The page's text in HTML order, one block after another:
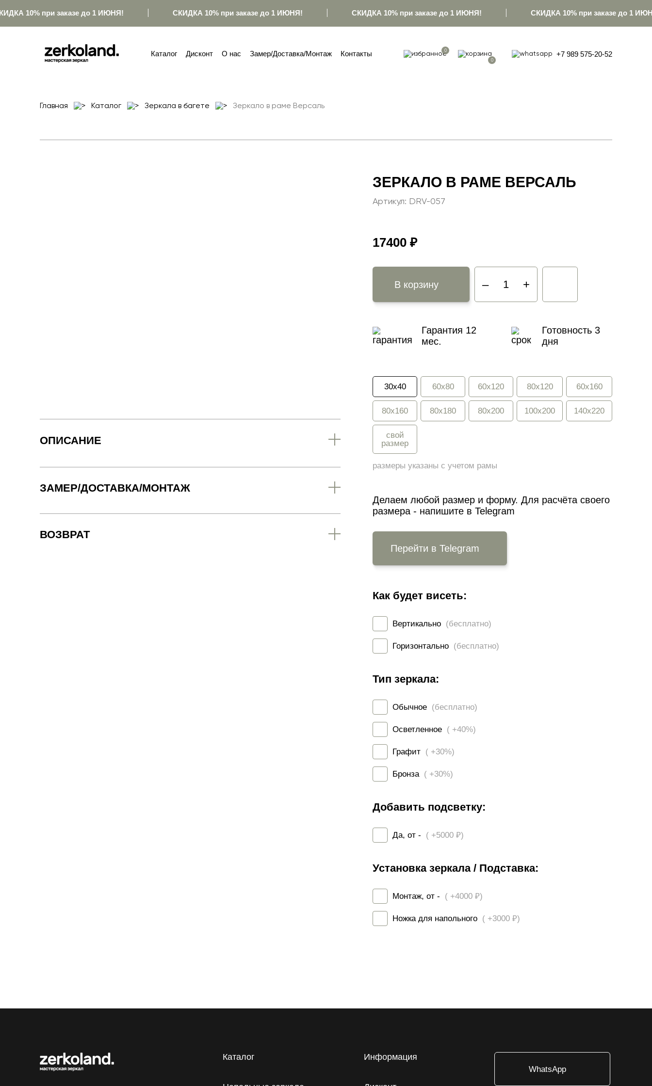
10% при заказе до 1 ИЮНЯ! СКИДКА 10% при заказе до 1 ИЮНЯ! СКИДКА 10% при заказе до 1 ИЮНЯ! СКИДКА 10% при заказе до 1
Каталог Дисконт О нас Замер/Доставка/Монтаж Контакты 0
0
+7 989 575-20-52
Главная Каталог Зеркала в багете Зеркало в раме Версаль
ОПИСАНИЕ
ЗАМЕР/ДОСТАВКА/МОНТАЖ
ВОЗВРАТ
ЗЕРКАЛО В РАМЕ ВЕРСАЛЬ
Артикул: DRV-057
17400 ₽
В корзину – +
Гарантия 12
мес.
Готовность3
дня
30x40 60x80 60x120 80x120 60x160
80x160 80x180 80x200 100x200 140x220
свой
размер
размеры указаны с учетом рамы
Делаем любой размер и форму. Для расчёта своего
размера - напишите в Telegram
Перейти в Telegram
Как будет висеть:
Вертикально (бесплатно)
Горизонтально (бесплатно)
Тип зеркала:
Обычное (бесплатно)
Осветленное ( +40%)
Графит ( +30%)
Бронза ( +30%)
Добавить подсветку:
Да, от - ( +5000 ₽)
Установка зеркала / Подставка:
Монтаж, от - ( +4000 ₽)
Ножка для напольного ( +3000 ₽)
Каталог Информация
WhatsApp